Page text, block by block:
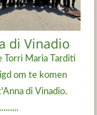
di Vinadio
Torri Maria Tarditi
om te komen
di Vinadio.